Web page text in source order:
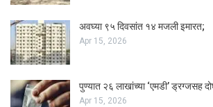
अवघ्या ९५ दिवसांत १४ मजली इमारत;
Apr 15, 2026
पुण्यात २६ लाखांच्या ‘एमडी’ ड्रग्जसह
Apr 15, 2026